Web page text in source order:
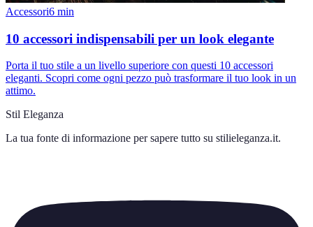
Accessori6 min
10 accessori indispensabili per un look elegante
Porta il tuo stile a un livello superiore con questi 10 accessori
eleganti. Scopri come ogni pezzo può trasformare il tuo look in un
attimo.
Stil Eleganza
La tua fonte di informazione per sapere tutto su stilieleganza.it.